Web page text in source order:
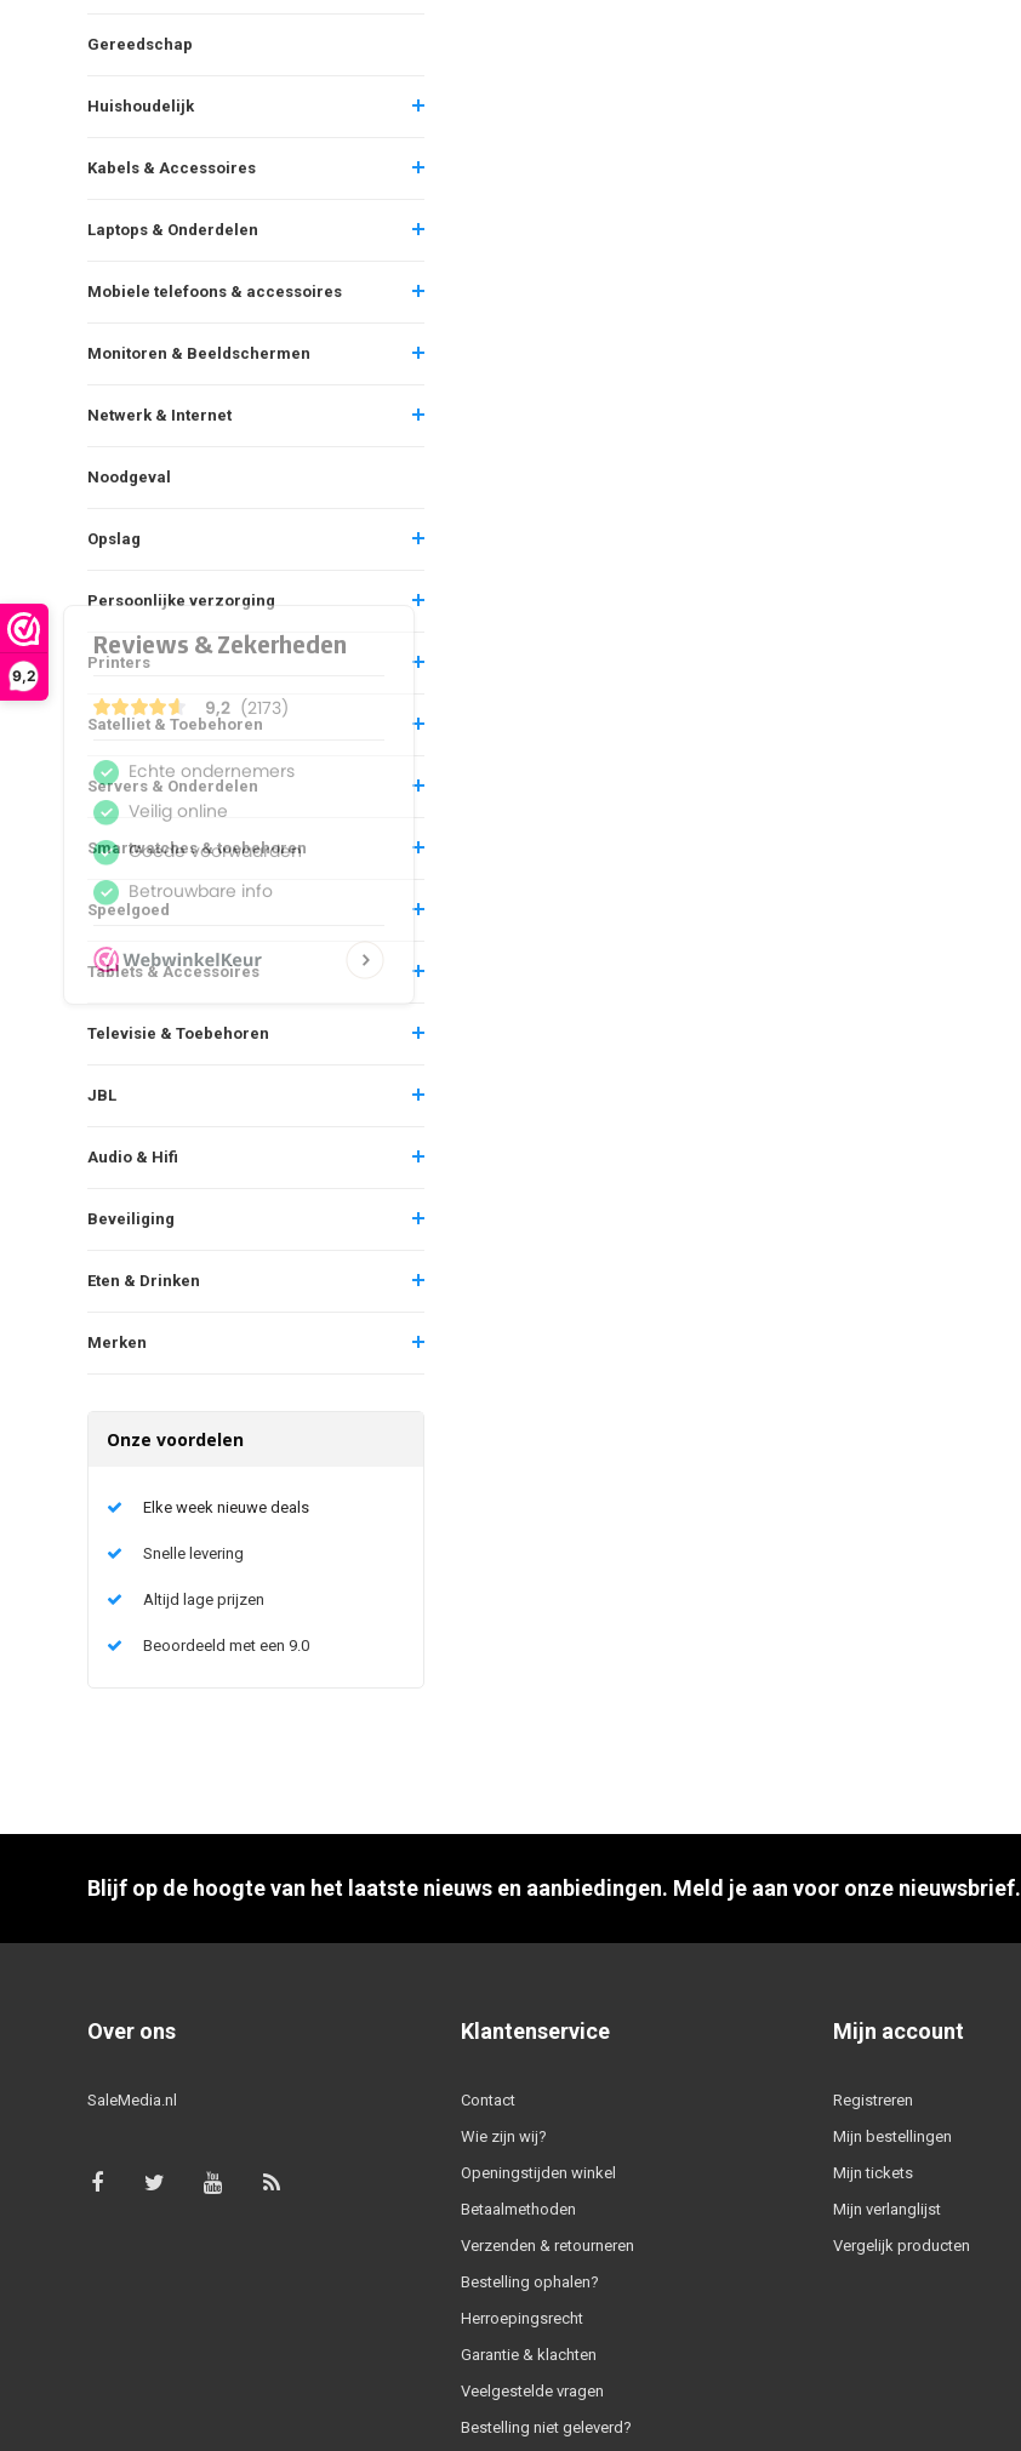
9,2
Gereedschap
Huishoudelijk
Kabels & Accessoires
Laptops & Onderdelen
Mobiele telefoons & accessoires
Monitoren & Beeldschermen
Netwerk & Internet
Noodgeval
Opslag
Persoonlijke verzorging
Printers
Satelliet & Toebehoren
Servers & Onderdelen
Smartwatches & toebehoren
Speelgoed
Tablets & Accessoires
Televisie & Toebehoren
JBL
Audio & Hifi
Beveiliging
Eten & Drinken
Merken
Onze voordelen
Elke week nieuwe deals
Snelle levering
Altijd lage prijzen
Beoordeeld met een 9.0
Blijf op de hoogte van het laatste nieuws en aanbiedingen. Meld je aan voor onze nieuwsbrief.
Over ons
SaleMedia.nl
Klantenservice
Contact
Wie zijn wij?
Openingstijden winkel
Betaalmethoden
Verzenden & retourneren
Bestelling ophalen?
Herroepingsrecht
Garantie & klachten
Veelgestelde vragen
Bestelling niet geleverd?
Mijn account
Registreren
Mijn bestellingen
Mijn tickets
Mijn verlanglijst
Vergelijk producten